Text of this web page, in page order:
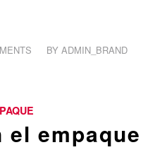
BY ADMIN_BRAND
empaque